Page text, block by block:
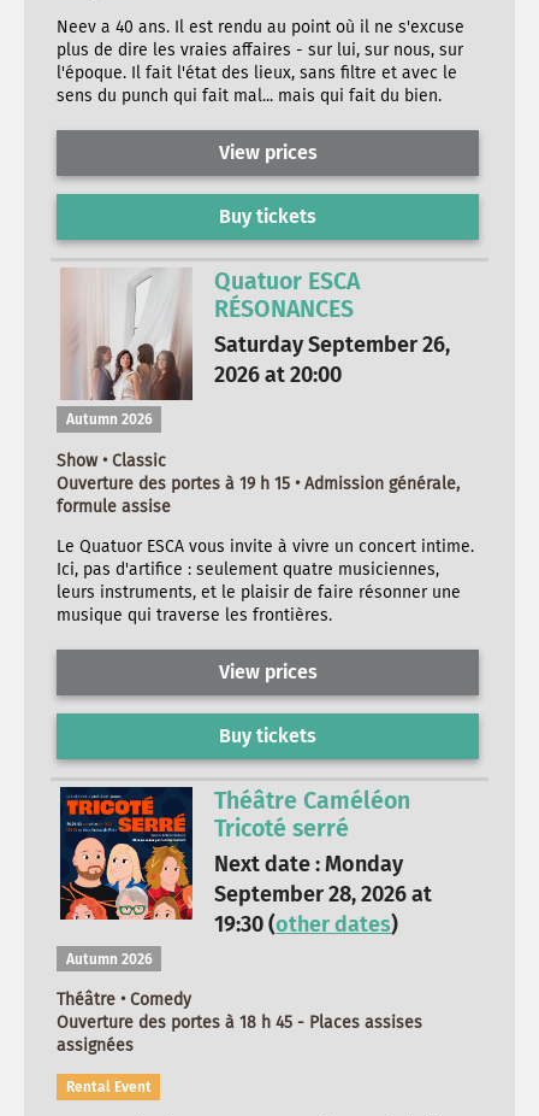
Neev a 40 ans. Il est rendu au point où il ne s'excuse
plus de dire les vraies affaires - sur lui, sur nous, sur
l'époque. Il fait l'état des lieux, sans filtre et avec le
sens du punch qui fait mal... mais qui fait du bien.
View prices
Buy tickets
Quatuor ESCA
RÉSONANCES
Saturday September 26,
2026 at 20:00
Autumn 2026
Show • Classic
Ouverture des portes à 19 h 15 • Admission générale,
formule assise
Le Quatuor ESCA vous invite à vivre un concert intime.
Ici, pas d'artifice : seulement quatre musiciennes,
leurs instruments, et le plaisir de faire résonner une
musique qui traverse les frontières.
View prices
Buy tickets
Théâtre Caméléon
Tricoté serré
Next date : Monday
September 28, 2026 at
19:30 (other dates)
Autumn 2026
Théâtre • Comedy
Ouverture des portes à 18 h 45 - Places assises
assignées
Rental Event